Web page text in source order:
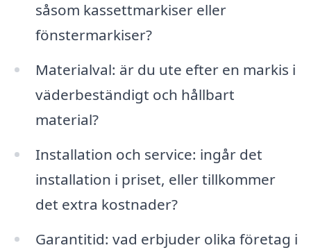
såsom kassettmarkiser eller
fönstermarkiser?
Materialval: är du ute efter en markis i
väderbeständigt och hållbart
material?
Installation och service: ingår det
installation i priset, eller tillkommer
det extra kostnader?
Garantitid: vad erbjuder olika företag i